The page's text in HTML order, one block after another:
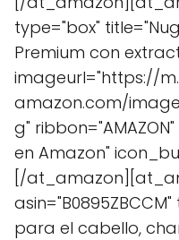
type="box"
Premium con
imageurl="https://
amazon.com/
g"
en Amazon"
[/
para el cabello,